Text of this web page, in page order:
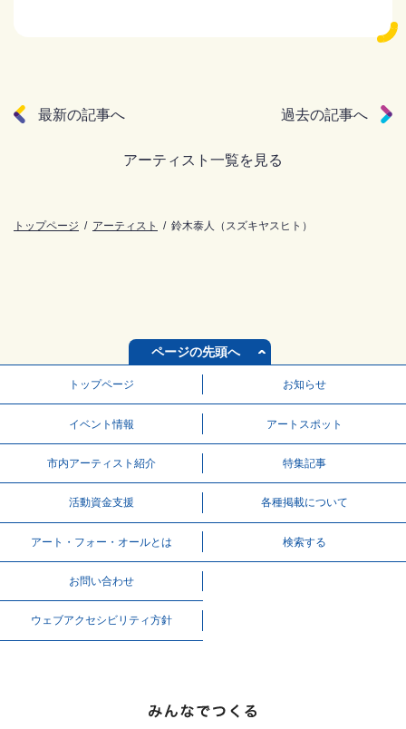
最新の記事へ
アーティスト一覧を見る
過去の記事へ
トップページ アーティスト 鈴木泰人（スズキヤスヒト）
トップページ お知らせ
イベント情報 アートスポット
市内アーティスト紹介 特集記事
活動資⾦⽀援 各種掲載について
アート・フォー・オールとは 検索する
お問い合わせ
ウェブアクセシビリティ方針
ページの先頭へ